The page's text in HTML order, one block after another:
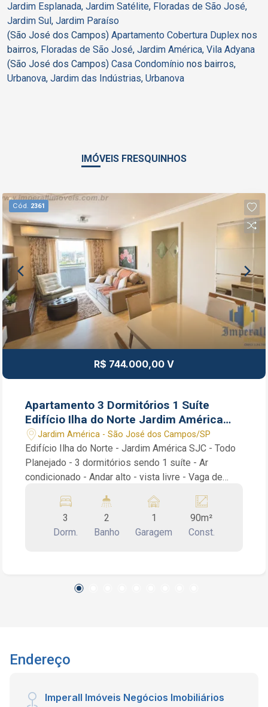
Jardim Esplanada, Jardim Satélite, Floradas de São José,
Jardim Sul, Jardim Paraíso
(São José dos Campos) Apartamento Cobertura Duplex nos
bairros, Floradas de São José, Jardim América, Vila Adyana
(São José dos Campos) Casa Condomínio nos bairros,
Urbanova, Jardim das Indústrias, Urbanova
IMÓVEIS FRESQUINHOS
Cód. 2361
R$ 744.000,00 V
Apartamento 3 Dormitórios 1 Suíte
Edifício Ilha do Norte Jardim América
SJC SP Vaga Coberta
Jardim América - São José dos Campos/SP
Edifício Ilha do Norte - Jardim América SJC - Todo
Planejado - 3 dormitórios sendo 1 suíte - Ar
condicionado - Andar alto - vista livre - Vaga de
dormitórios sendo 1 suíte, Sala 2 ambientes,
Sacada, Banheiro Social, Cozinha planejada, área de
serviço / lavanderia. Vaga de garagem coberta
Água e gás inclusos no condomínio, Próximo ao
3
Dorm.
2
Banho
1
Garagem
90m²
Const.
Endereço
Imperall Imóveis Negócios Imobiliários